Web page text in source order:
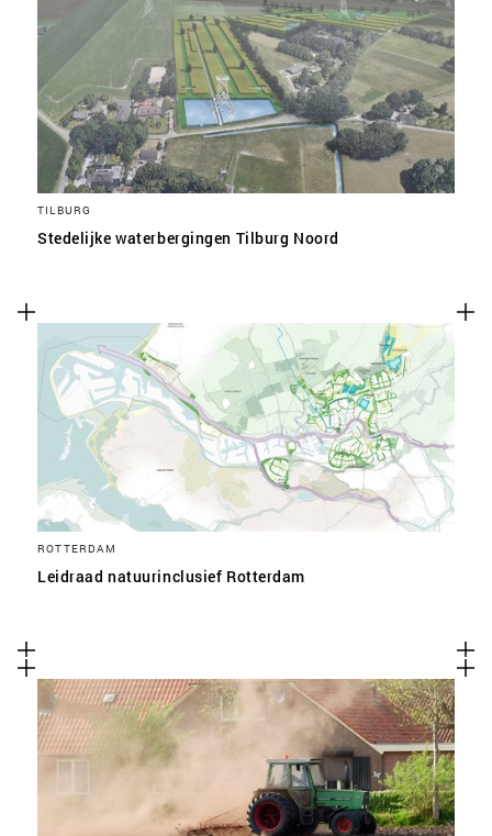
TILBURG
Stedelijke waterbergingen Tilburg Noord
ROTTERDAM
Leidraad natuurinclusief Rotterdam